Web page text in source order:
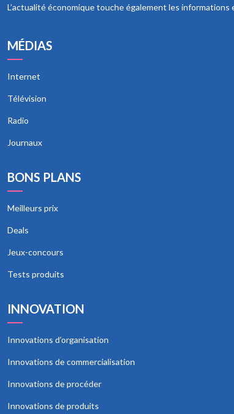
L’actualité économique touche également les
MÉDIAS
Internet
Télévision
Radio
Journaux
BONS PLANS
Meilleurs prix
Deals
Jeux-concours
Tests produits
INNOVATION
Innovations d’organisation
Innovations de commercialisation
Innovations de procéder
Innovations de produits